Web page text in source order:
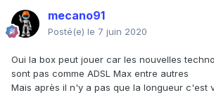
mecano91
Posté(e) le 7 juin 2020
Oui la box peut jouer car les nouvelles
sont pas comme ADSL Max entre autres
Mais après il n'y a pas que la longueur c'est